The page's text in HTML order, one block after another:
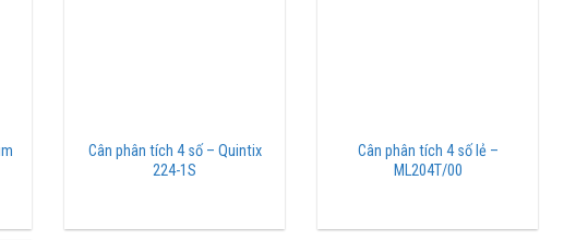
Cân phân tích 4 số – Quintix
224-1S
Cân phân tích 4 số lẻ –
ML204T/00